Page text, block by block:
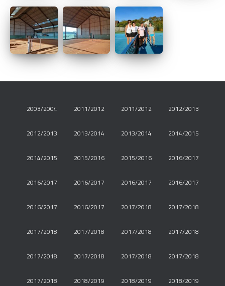
2003/2004 2011/2012 2011/2012 2012/2013
2012/2013 2013/2014 2013/2014 2014/2015
2014/2015 2015/2016 2015/2016 2016/2017
2016/2017 2016/2017 2016/2017 2016/2017
2016/2017 2016/2017 2017/2018 2017/2018
2017/2018 2017/2018 2017/2018 2017/2018
2017/2018 2017/2018 2017/2018 2017/2018
2017/2018 2018/2019 2018/2019 2018/2019